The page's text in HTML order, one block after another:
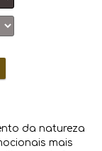
da natureza
mais